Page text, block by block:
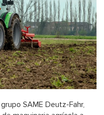
SAME Deutz-Fahr,